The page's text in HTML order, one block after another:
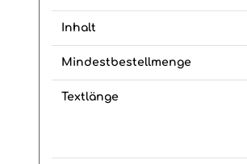
Inhalt
Mindestbestellmenge
Textlänge